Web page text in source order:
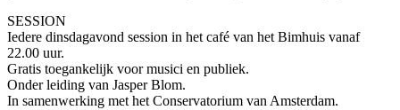
SESSION
Iedere dinsdagavond session in het café van het Bimhuis vanaf
22.00 uur.
Gratis toegankelijk voor musici en publiek.
Onder leiding van Jasper Blom.
In samenwerking met het Conservatorium van Amsterdam.